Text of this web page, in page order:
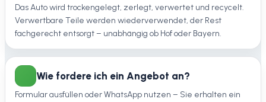
Das Auto wird trockengelegt, zerlegt, verwertet und recycelt.
Verwertbare Teile werden wiederverwendet, der Rest
fachgerecht entsorgt – unabhängig ob Hof oder Bayern.
Wie fordere ich ein Angebot an?
Formular ausfüllen oder WhatsApp nutzen – Sie erhalten ein